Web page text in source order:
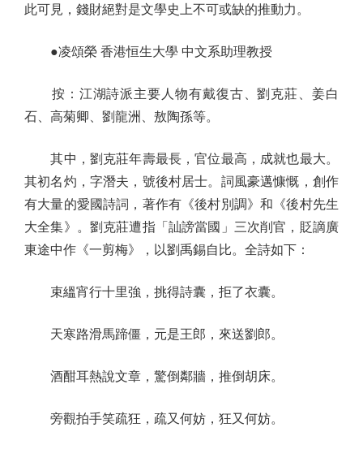
此可見，錢財絕對是文學史上不可或缺的推動力。
●凌頌榮 香港恒生大學 中文系助理教授
按：江湖詩派主要人物有戴復古、劉克莊、姜白
石、高菊卿、劉龍洲、敖陶孫等。
其中，劉克莊年壽最長，官位最高，成就也最大。
其初名灼，字潛夫，號後村居士。詞風豪邁慷慨，創作
有大量的愛國詩詞，著作有《後村別調》和《後村先生
大全集》。劉克莊遭指「訕謗當國」三次削官，貶謫廣
東途中作《一剪梅》，以劉禹錫自比。全詩如下：
束縕宵行十里強，挑得詩囊，拒了衣囊。
天寒路滑馬蹄僵，元是王郎，來送劉郎。
酒酣耳熱說文章，驚倒鄰牆，推倒胡床。
旁觀拍手笑疏狂，疏又何妨，狂又何妨。